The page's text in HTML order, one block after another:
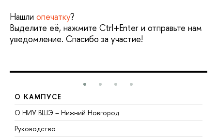
Нашли опечатку?
Выделите её, нажмите Ctrl+Enter и отправьте нам
уведомление. Спасибо за участие!
О КАМПУСЕ
О НИУ ВШЭ – Нижний Новгород
Руководство